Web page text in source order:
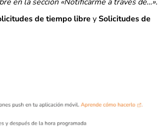
de tiempo libre ySolicitudes de